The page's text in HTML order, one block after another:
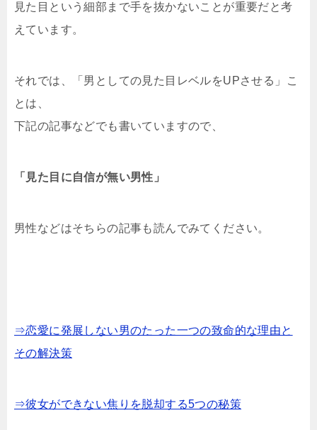
見た目という細部まで手を抜かないことが重要だと考
えています。
それでは、「男としての見た目レベルをUPさせる」こ
とは、
下記の記事などでも書いていますので、
「見た目に自信が無い男性」
男性などはそちらの記事も読んでみてください。
⇒恋愛に発展しない男のたった一つの致命的な理由と
その解決策
⇒彼女ができない焦りを脱却する5つの秘策